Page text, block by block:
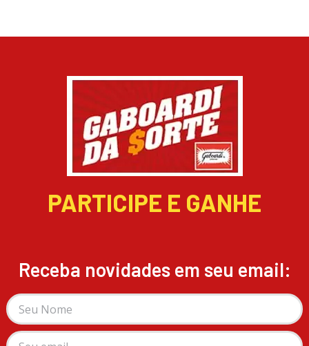
PARTICIPE E GANHE
Receba novidades em seu email: